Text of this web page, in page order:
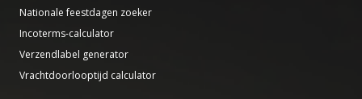
Nationale feestdagen zoeker
Incoterms-calculator
Verzendlabel generator
Vrachtdoorlooptijd calculator